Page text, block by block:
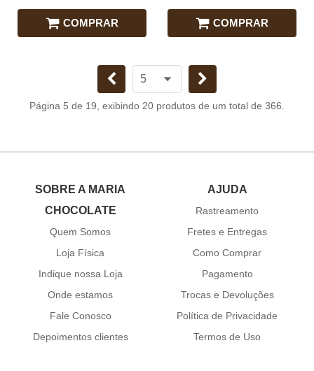
COMPRAR COMPRAR
Página 5 de 19, exibindo 20 produtos de um total de 366.
SOBRE A MARIA
CHOCOLATE
Quem Somos
Loja Física
Indique nossa Loja
Onde estamos
Fale Conosco
Depoimentos clientes
AJUDA
Rastreamento
Fretes e Entregas
Como Comprar
Pagamento
Trocas e Devoluções
Política de Privacidade
Termos de Uso